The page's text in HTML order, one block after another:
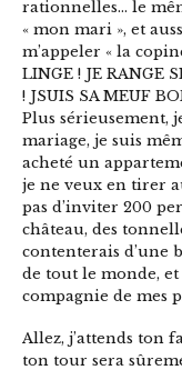
rationnelles… le
« mon mari », et
m’appeler « la
LINGE ! JE RANGE
! JSUIS SA MEUF
Plus sérieusement,
mariage, je suis
acheté un
je ne veux en tirer
pas d’inviter 200
château, des
contenterais d’une
de tout le monde,
compagnie de mes
Allez, j’attends ton
ton tour sera